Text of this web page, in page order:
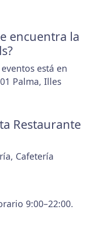
encuentra la
está en
Palma, Illes
Restaurante
Cafetería
9:00–22:00.